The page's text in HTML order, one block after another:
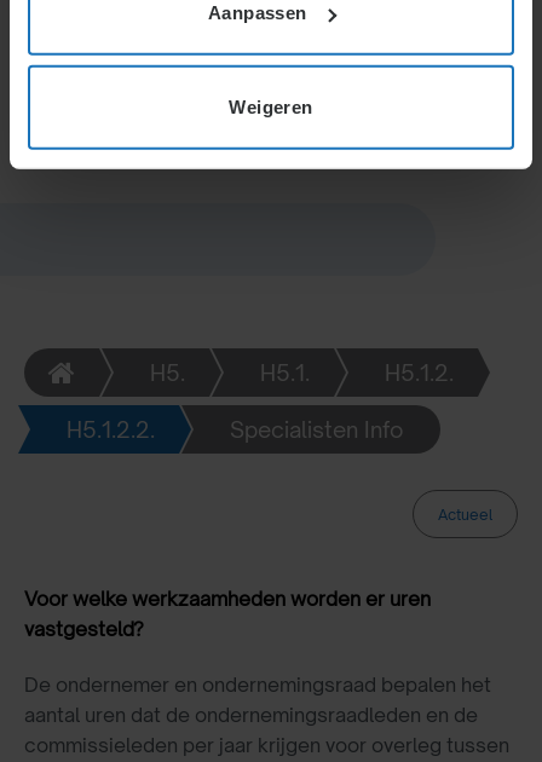
Aanpassen
Weigeren
wordt meestal tijdens werktijd uitgevoerd, maar
hoeft buiten werktijd niet als arbeidstijd te worden
H5. H5.1. H5.1.2.
H5.1.2.2. Specialisten Info
Actueel
Voor welke werkzaamheden worden er uren
vastgesteld?
De ondernemer en ondernemingsraad bepalen het
aantal uren dat de ondernemingsraadleden en de
commissieleden per jaar krijgen voor overleg tussen